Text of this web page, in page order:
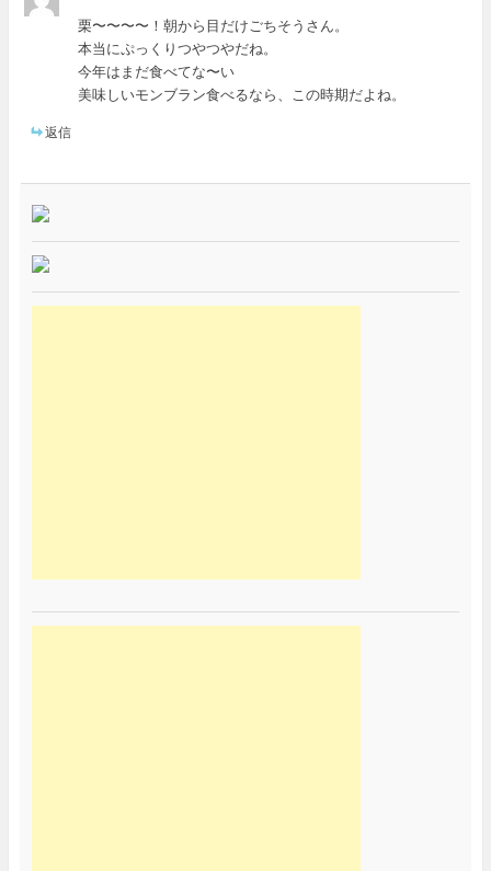
栗〜〜〜〜！朝から目だけごちそうさん。
本当にぷっくりつやつやだね。
今年はまだ食べてな〜い
美味しいモンブラン食べるなら、この時期だよね。
返信